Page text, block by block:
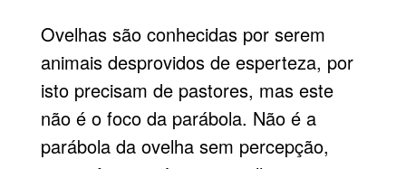
Ovelhas são conhecidas por serem
animais desprovidos de esperteza, por
isto precisam de pastores, mas este
não é o foco da parábola. Não é a
parábola da ovelha sem percepção,